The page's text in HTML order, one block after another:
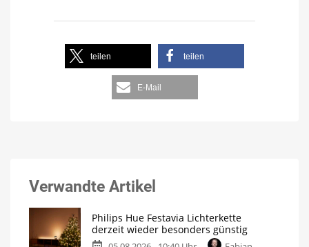
teilen teilen
E-Mail
Verwandte Artikel
Philips Hue Festavia Lichterkette
derzeit wieder besonders günstig